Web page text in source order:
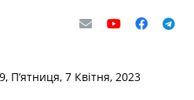
П’ятниця, 7 Квітня, 2023